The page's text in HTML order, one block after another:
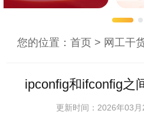
您的位置：首页 > 网工干
ipconfig和ifconfig之
更新时间：2026年03